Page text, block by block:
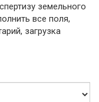
все поля,
загрузка